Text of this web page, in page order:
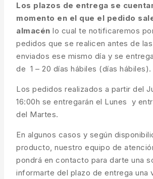
Los plazos de entrega se
momento en el que el pedido
almacén lo cual te notificaremos
pedidos que se realicen antes de las
enviados ese mismo día y se
de 1 – 20 días hábiles (días hábiles).
Los pedidos realizados a partir del
16:00h se entregarán el Lunes y
del Martes.
En algunos casos y según
producto, nuestro equipo de
pondrá en contacto para darte una
informarte del plazo de entrega una